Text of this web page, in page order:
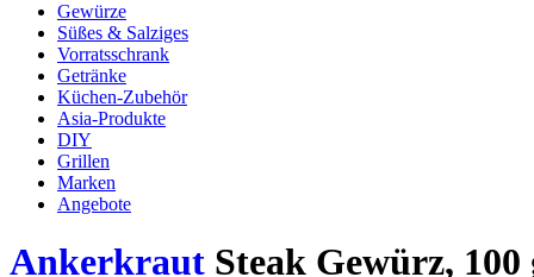
Gewürze
Süßes & Salziges
Vorratsschrank
Getränke
Küchen-Zubehör
Asia-Produkte
DIY
Grillen
Marken
Angebote
Ankerkraut Steak Gewürz, 100